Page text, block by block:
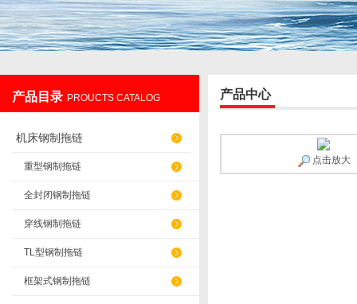
产品目录 PROUCTS CATALOG
机床钢制拖链
重型钢制拖链
全封闭钢制拖链
穿线钢制拖链
TL型钢制拖链
框架式钢制拖链
产品中心
点击放大